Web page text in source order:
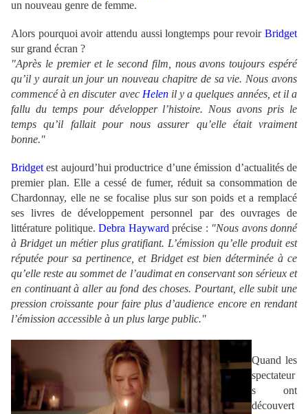
un nouveau genre de femme.
Alors pourquoi avoir attendu aussi longtemps pour revoir Bridget
sur grand écran ?
"Après le premier et le second film, nous avons toujours espéré
qu’il y aurait un jour un nouveau chapitre de sa vie. Nous avons
commencé à en discuter avec Helenil y a quelques années, et il a
fallu du temps pour développer l’histoire. Nous avons pris le
temps qu’il fallait pour nous assurer qu’elle était vraiment
bonne."
Bridget est aujourd’hui productrice d’une émission d’actualités de
premier plan. Elle a cessé de fumer, réduit sa consommation de
Chardonnay, elle ne se focalise plus sur son poids et a remplacé
ses livres de développement personnel par des ouvrages de
littérature politique. Debra Hayward précise : "Nous avons donné
à Bridget un métier plus gratifiant. L’émission qu’elle produit est
réputée pour sa pertinence, et Bridget est bien déterminée à ce
qu’elle reste au sommet de l’audimat en conservant son sérieux et
en continuant à aller au fond des choses. Pourtant, elle subit une
pression croissante pour faire plus d’audience encore en rendant
l’émission accessible à un plus large public."
Quand les
spectateur
s ont
découvert